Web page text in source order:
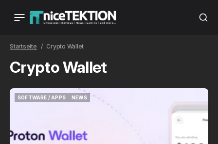
Startseite Crypto Wallet
Crypto Wallet
SOFTWARE / APPS
NEWS